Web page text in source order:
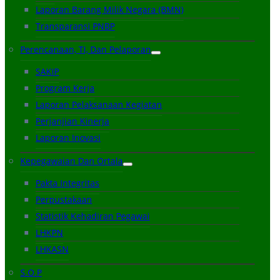
Laporan Barang Milik Negara (BMN)
Transparansi PNBP
Perencanaan, TI, Dan Pelaporan
SAKIP
Program Kerja
Laporan Pelaksanaan Kegiatan
Perjanjian Kinerja
Laporan Inovasi
Kepegawaian Dan Ortala
Pakta Integritas
Perpustakaan
Statistik Kehadiran Pegawai
LHKPN
LHKASN
S.O.P